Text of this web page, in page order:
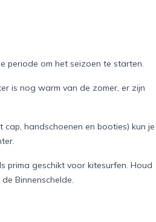
periode om het seizoen te starten.
is nog warm van de zomer, er zijn
handschoenen en booties) kun je
prima geschikt voor kitesurfen. Houd
Binnenschelde.